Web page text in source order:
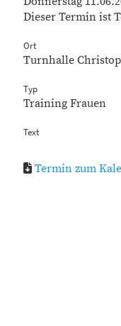
Dieser Termin ist
Ort
Turnhalle
Typ
Training Frauen
Text
Termin zum